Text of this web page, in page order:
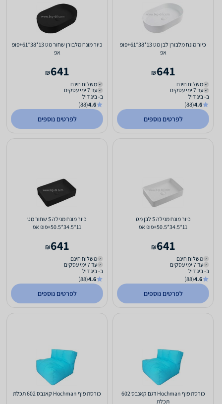
כיור מונח מלבורן לבן מט 13*38*61+פופ
אפ
641
₪
משלוח חינם
עד 7 ימי עסקים
ב- ביג דיל
4.6
(88)
לפרטים נוספים
כיור מונח מלבורן שחור מט 13*38*61+פופ
אפ
641
₪
משלוח חינם
עד 7 ימי עסקים
ב- ביג דיל
4.6
(88)
לפרטים נוספים
כיור מונח מנילה S לבן מט
11*34.5*50.5+פופ אפ
641
₪
משלוח חינם
עד 7 ימי עסקים
ב- ביג דיל
4.6
(88)
לפרטים נוספים
כיור מונח מנילה S שחור מט
11*34.5*50.5+פופ אפ
641
₪
משלוח חינם
עד 7 ימי עסקים
ב- ביג דיל
4.6
(88)
לפרטים נוספים
כורסת פוף Hochman דגם קאנבס 602
תכלת
כורסת פוף Hochman קאנבס 602 תכלת